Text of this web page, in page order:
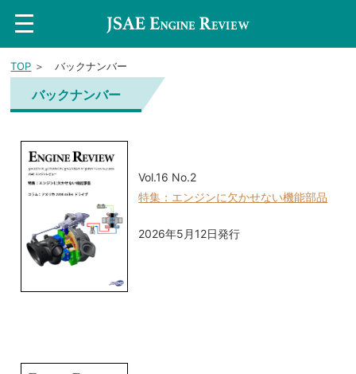
t
o
l
e
v
g
a
o
n
TOP ＞ バックナンバー
バックナンバー
Vol.16 No.2
特集：エンジンに欠かせない機能部品
2026年5月12日発行